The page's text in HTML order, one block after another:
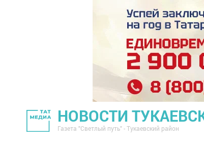
НОВОСТИ
Газета "Светлый путь" - Тукаевский район